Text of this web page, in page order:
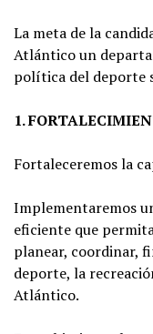
La meta de la
Atlántico un
política del deporte
1.
Fortaleceremos la
Implementaremos
eficiente que
planear, coordinar,
deporte, la
Atlántico.